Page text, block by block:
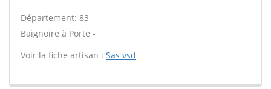
Département: 83
Baignoire à Porte -
Voir la fiche artisan : Sas vsd